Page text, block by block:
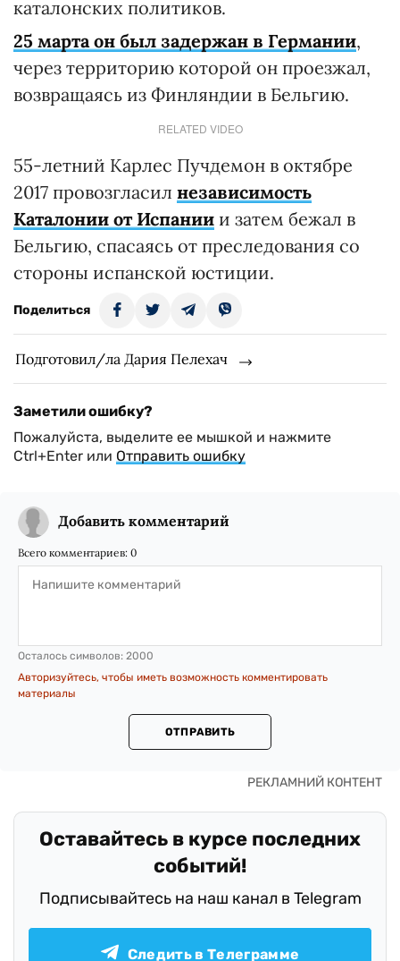
каталонских политиков.
25 марта он был задержан в Германии,
через территорию которой он проезжал,
возвращаясь из Финляндии в Бельгию.
RELATED VIDEO
55-летний Карлес Пучдемон в октябре
2017 провозгласил независимость
Каталонии от Испании и затем бежал в
Бельгию, спасаясь от преследования со
стороны испанской юстиции.
Поделиться
Подготовил/ла Дария Пелехач
Заметили ошибку?
Пожалуйста, выделите ее мышкой и нажмите
Ctrl+Enter или Отправить ошибку
Добавить комментарий
Всего комментариев: 0
Осталось символов: 2000
Авторизуйтесь, чтобы иметь возможность комментировать
материалы
ОТПРАВИТЬ
Оставайтесь в курсе последних
событий!
Подписывайтесь на наш канал в Telegram
Следить в Телеграмме